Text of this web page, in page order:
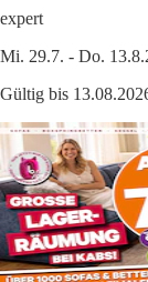
expert
Mi. 29.7. - Do.
Gültig bis